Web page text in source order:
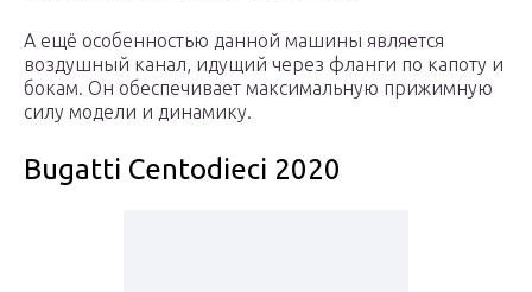
A ещё особенностью данной машины является
воздушный канал, идущий через фланги по капоту и
бокам. Он обеспечивает максимальную прижимную
силу модели и динамику.
Bugatti Centodieci 2020